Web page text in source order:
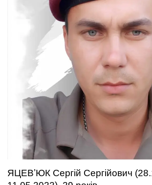
ЯЦЕВʼЮК Сергій Сергійович